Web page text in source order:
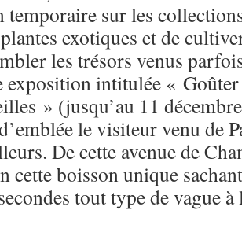
temporaire sur les
exotiques et de
les trésors venus
exposition intitulée «
» (jusqu’au 11
le visiteur venu de
De cette avenue de
cette boisson unique
tout type de vague à